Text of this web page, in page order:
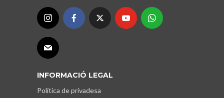
INFORMACIÓ LEGAL
Política de privadesa